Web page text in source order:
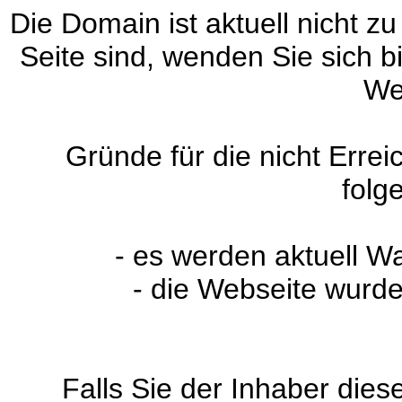
Die Domain ist aktuell nicht
Seite sind, wenden Sie sich
Gründe für die nicht
- es werden aktuell
- die Webseite
Falls Sie der Inhaber